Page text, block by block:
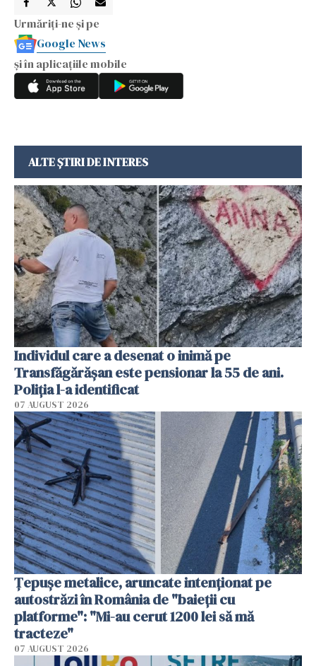
Urmăriți-ne și pe
Google News
și în aplicațiile mobile
ALTE ȘTIRI DE INTERES
Individul care a desenat o inimă pe
Transfăgărășan este pensionar la 55 de ani.
Poliția l-a identificat
07 AUGUST 2026
Țepușe metalice, aruncate intenționat pe
autostrăzi în România de "baieții cu
platforme": "Mi-au cerut 1200 lei să mă
tracteze"
07 AUGUST 2026